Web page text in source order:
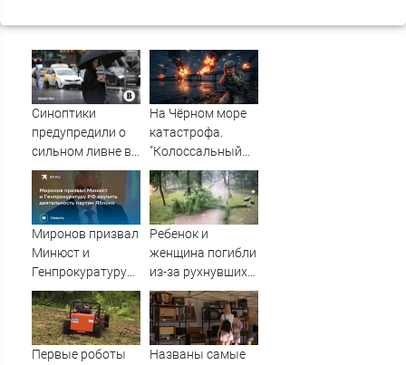
Синоптики
предупредили о
сильном ливне в
Москве 7 августа
На Чёрном море
катастрофа.
"Колоссальный
удар": Такого не
было за всю СВО
Миронов призвал
Минюст и
Генпрокуратуру
РФ изучить
деятельность
партии Яблоко
Ребенок и
женщина погибли
из-за рухнувших
деревьев во
время урагана в
Смоленске -
Новости на
Первые роботы
Названы самые